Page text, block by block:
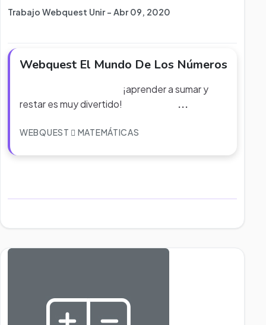
Trabajo Webquest Unir - Abr 09, 2020
Webquest El Mundo De Los Números
¡aprender a sumar y
restar es muy divertido! ...
WEBQUEST MATEMÁTICAS